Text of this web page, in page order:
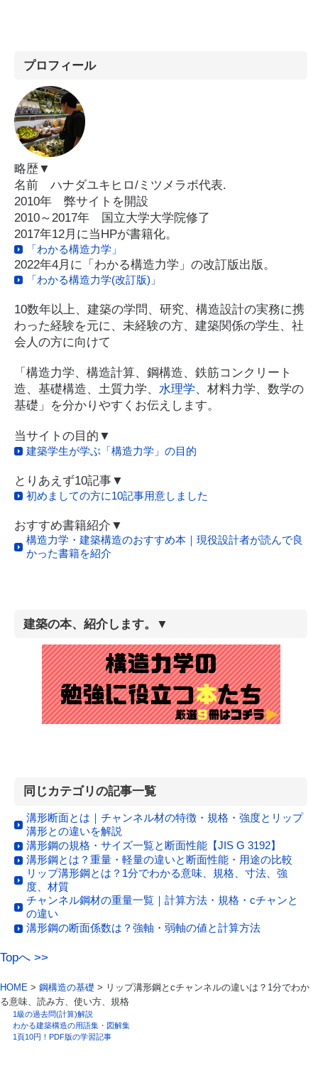
プロフィール
略歴▼
名前 ハナダユキヒロ/ミツメラボ代表.
2010年 弊サイトを開設
2010～2017年 国立大学大学院修了
2017年12月に当HPが書籍化。
「わかる構造力学」
2022年4月に「わかる構造力学」の改訂版出版。
「わかる構造力学(改訂版)」
10数年以上、建築の学問、研究、構造設計の実務に携
わった経験を元に、未経験の方、建築関係の学生、社
会人の方に向けて
「構造力学、構造計算、鋼構造、鉄筋コンクリート
造、基礎構造、土質力学、 水理学、材料力学、数学の
基礎」を分かりやすくお伝えします。
当サイトの目的▼
建築学生が学ぶ「構造力学」の目的
とりあえず10記事▼
初めましての方に10記事用意しました
おすすめ書籍紹介▼
構造力学・建築構造のおすすめ本｜現役設計者が読んで良
かった書籍を紹介
建築の本、紹介します。▼
同じカテゴリの記事一覧
溝形断面とは｜チャンネル材の特徴・規格・強度とリップ
溝形との違いを解説
溝形鋼の規格・サイズ一覧と断面性能【JIS G 3192】
溝形鋼とは？重量・軽量の違いと断面性能・用途の比較
リップ溝形鋼とは？1分でわかる意味、規格、寸法、強
度、材質
チャンネル鋼材の重量一覧｜計算方法・規格・cチャンと
の違い
溝形鋼の断面係数は？強軸・弱軸の値と計算方法
Topへ >>
HOME > 鋼構造の基礎 > リップ溝形鋼とcチャンネルの違いは？1分でわか
る意味、読み方、使い方、規格
1級の過去問(計算)解説
わかる建築構造の用語集・図解集
1頁10円！PDF版の学習記事